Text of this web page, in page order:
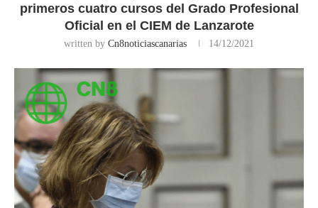
primeros cuatro cursos del Grado Profesional
Oficial en el CIEM de Lanzarote
written by Cn8noticiascanarias 14/12/2021